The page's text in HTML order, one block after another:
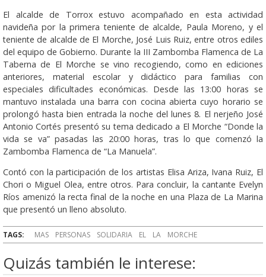
El alcalde de Torrox estuvo acompañado en esta actividad
navideña por la primera teniente de alcalde, Paula Moreno, y el
teniente de alcalde de El Morche, José Luis Ruiz, entre otros ediles
del equipo de Gobierno. Durante la III Zambomba Flamenca de La
Taberna de El Morche se vino recogiendo, como en ediciones
anteriores, material escolar y didáctico para familias con
especiales dificultades económicas. Desde las 13:00 horas se
mantuvo instalada una barra con cocina abierta cuyo horario se
prolongó hasta bien entrada la noche del lunes 8. El nerjeño José
Antonio Cortés presentó su tema dedicado a El Morche “Donde la
vida se va” pasadas las 20:00 horas, tras lo que comenzó la
Zambomba Flamenca de “La Manuela”.
Contó con la participación de los artistas Elisa Ariza, Ivana Ruiz, El
Chori o Miguel Olea, entre otros. Para concluir, la cantante Evelyn
Ríos amenizó la recta final de la noche en una Plaza de La Marina
que presentó un lleno absoluto.
TAGS: MAS PERSONAS SOLIDARIA EL LA MORCHE
Quizás también le interese: